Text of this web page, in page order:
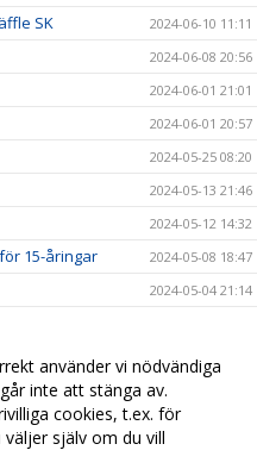
SK 2024-06-10 11:11
2024-06-08 20:56
2024-06-01 21:01
2024-06-01 20:57
2024-05-25 08:20
2024-05-13 21:46
2024-05-12 14:32
15-åringar 2024-05-08 18:47
2024-05-04 21:14
2024-02-24 01:26
2023-11-15 15:44
2023-11-14 15:44
använder vi nödvändiga
inte att stänga av.
cookies, t.ex. för
själv om du vill